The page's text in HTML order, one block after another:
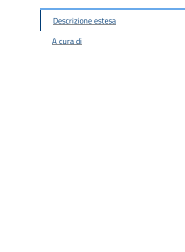
Descrizione estesa
A cura di